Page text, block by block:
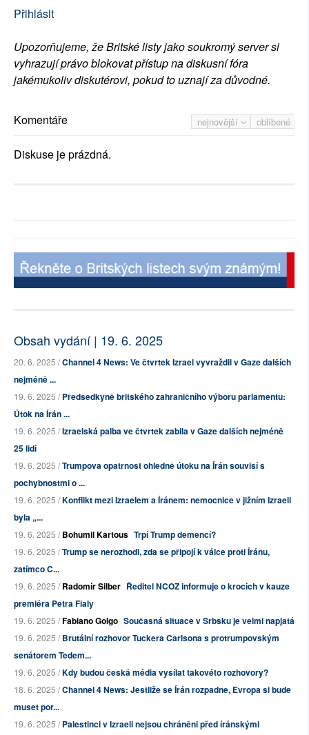
Přihlásit
Upozorňujeme, že Britské listy jako soukromý server si
vyhrazují právo blokovat přístup na diskusní fóra
jakémukoliv diskutérovi, pokud to uznají za důvodné.
nejnovější oblíbené
Komentáře
Diskuse je prázdná.
Obsah vydání | 19. 6. 2025
20. 6. 2025 /Channel 4 News: Ve čtvrtek Izrael vyvraždil v Gaze dalších
nejméně ...
19. 6. 2025 /Předsedkyně britského zahraničního výboru parlamentu:
Útok na Írán ...
19. 6. 2025 /Izraelská palba ve čtvrtek zabila v Gaze dalších nejméně
25 lidí
19. 6. 2025 /Trumpova opatrnost ohledně útoku na Írán souvisí s
pochybnostmi o ...
19. 6. 2025 /Konflikt mezi Izraelem a Íránem: nemocnice v jižním Izraeli
byla „...
19. 6. 2025 /Bohumil Kartous Trpí Trump demencí?
19. 6. 2025 /Trump se nerozhodl, zda se připojí k válce proti Íránu,
zatímco C...
19. 6. 2025 /Radomír Silber Ředitel NCOZ informuje o krocích v kauze
premiéra Petra Fialy
19. 6. 2025 /Fabiano Golgo Současná situace v Srbsku je velmi napjatá
19. 6. 2025 /Brutální rozhovor Tuckera Carlsona s protrumpovským
senátorem Tedem...
19. 6. 2025 /Kdy budou česká média vysílat takovéto rozhovory?
18. 6. 2025 /Channel 4 News: Jestliže se Írán rozpadne, Evropa si bude
muset por...
19. 6. 2025 /Palestinci v Izraeli nejsou chráněni před íránskými